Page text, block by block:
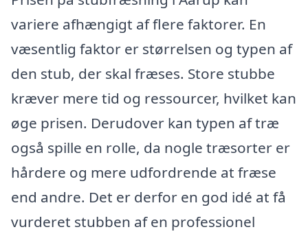
variere afhængigt af flere faktorer. En
væsentlig faktor er størrelsen og typen af
den stub, der skal fræses. Store stubbe
kræver mere tid og ressourcer, hvilket kan
øge prisen. Derudover kan typen af træ
også spille en rolle, da nogle træsorter er
hårdere og mere udfordrende at fræse
end andre. Det er derfor en god idé at få
vurderet stubben af en professionel